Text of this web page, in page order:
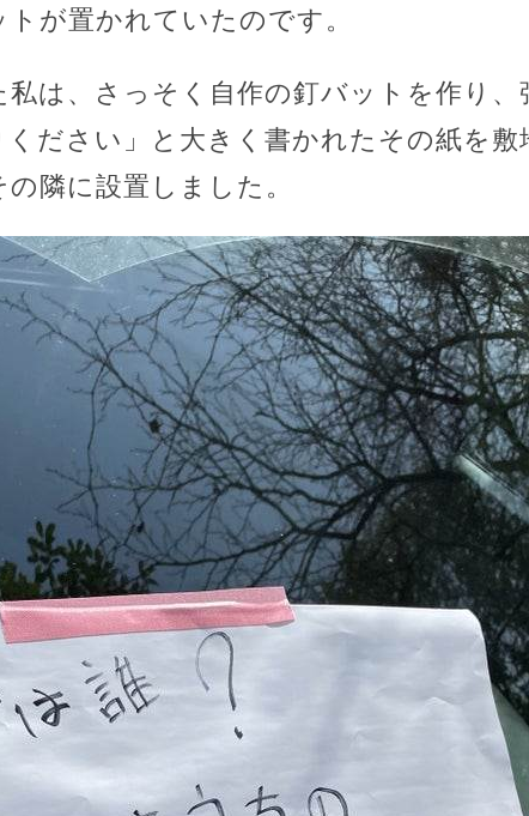
が置かれていたのです。
は、さっそく自作の釘バットを作り、
ください」と大きく書かれたその紙を
隣に設置しました。